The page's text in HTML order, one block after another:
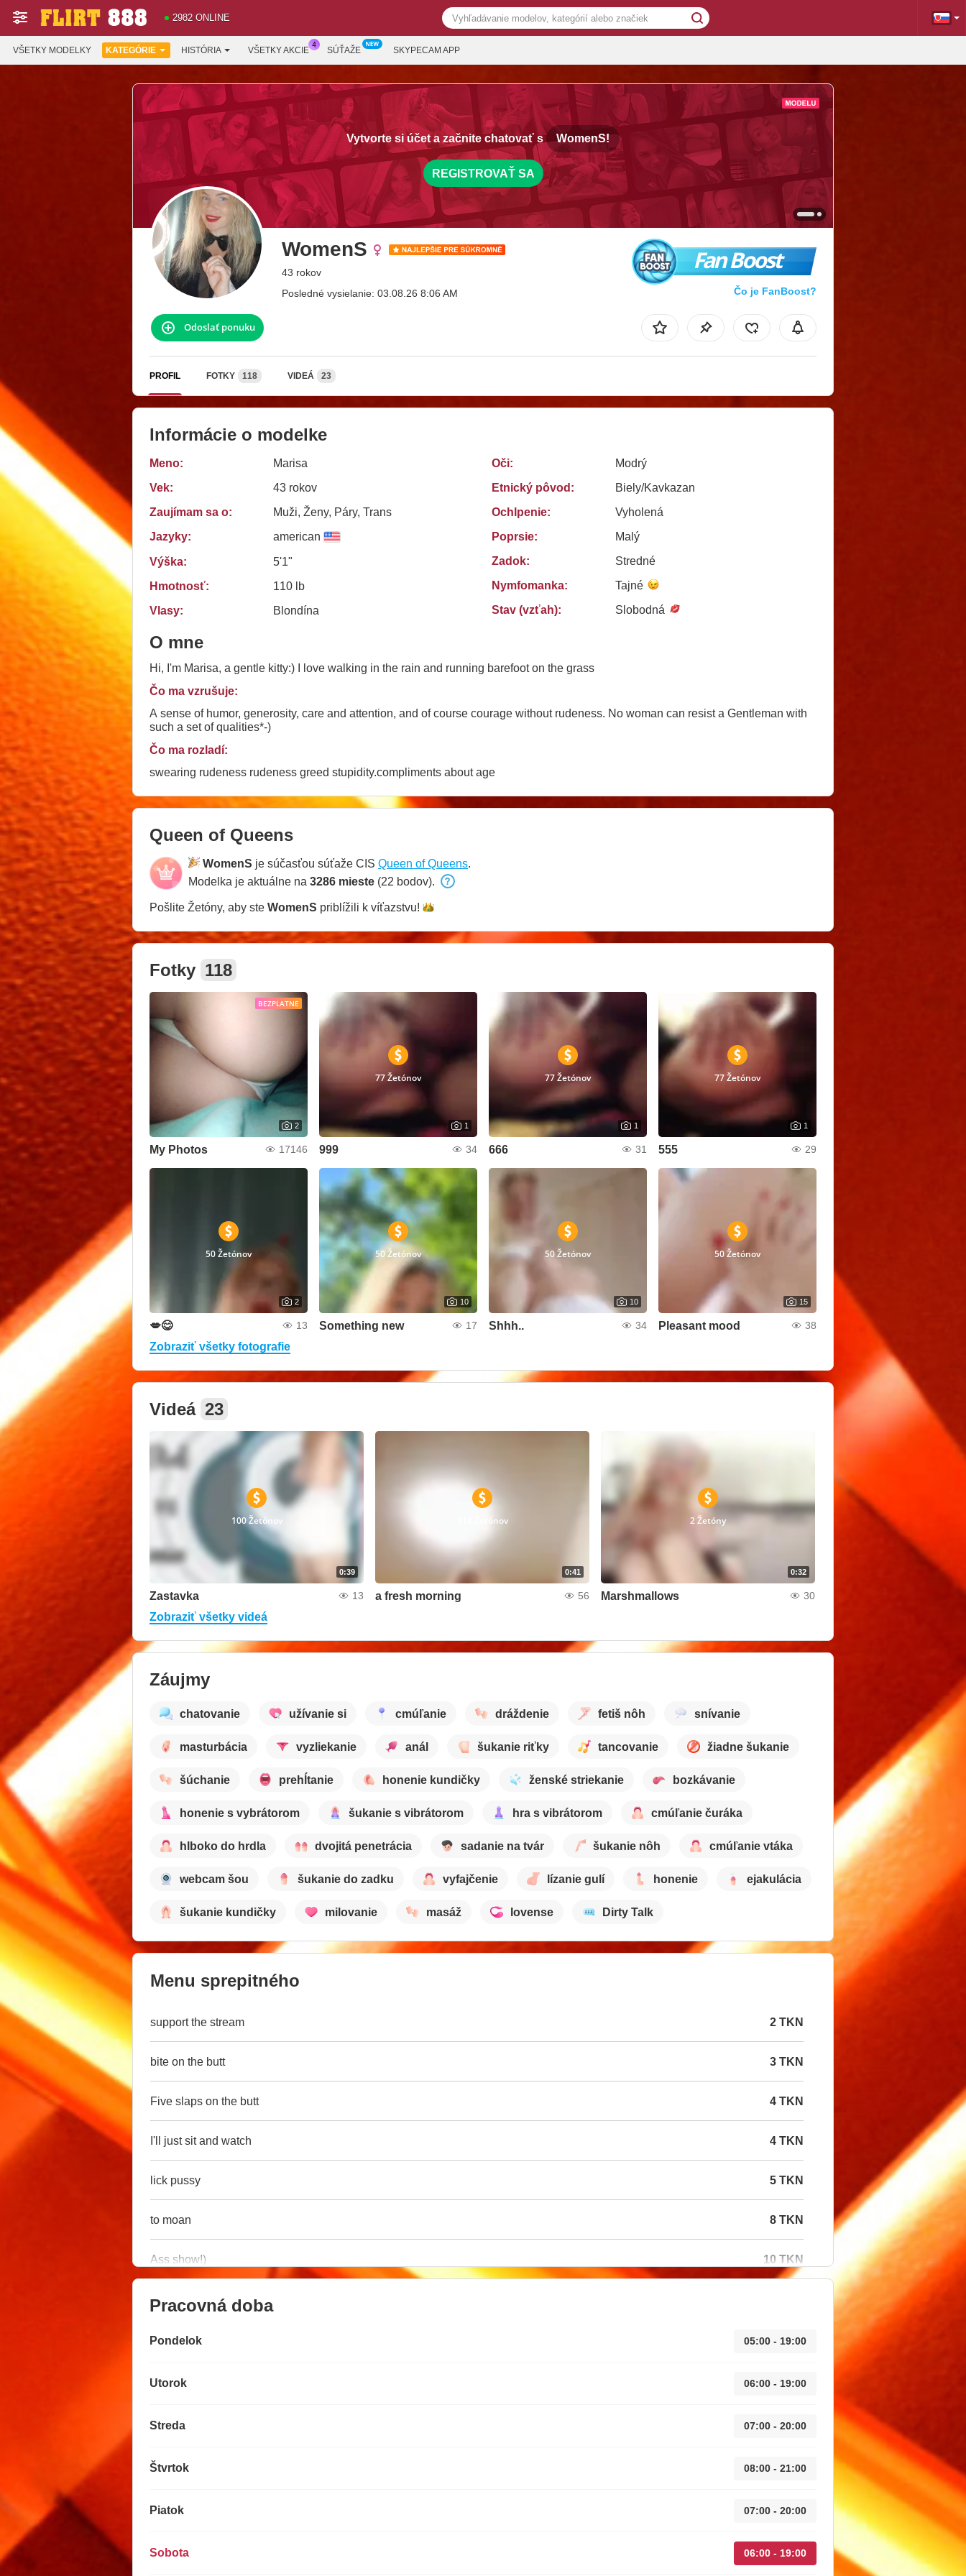
2982 ONLINE
VŠETKY MODELKY KATEGÓRIE HISTÓRIA VŠETKY AKCIE SÚŤAŽE SKYPECAM APP
Vytvorte si účet a začnite chatovať s WomenS!
REGISTROVAŤ SA
WomenS
43 rokov
Posledné vysielanie: 03.08.26 8:06 AM
Fan Boost
Čo je FanBoost?
Odoslať ponuku
PROFIL FOTKY 118 VIDEÁ 23
Informácie o modelke
Meno:
Marisa
Vek:
43 rokov
Zaujímam sa o:
Muži, Ženy, Páry, Trans
Jazyky:
american
Výška:
5'1"
Hmotnosť:
110 lb
Vlasy:
Blondína
Oči:
Modrý
Etnický pôvod:
Biely/Kavkazan
Ochlpenie:
Vyholená
Poprsie:
Malý
Zadok:
Stredné
Nymfomanka:
Tajné
Stav (vzťah):
Slobodná
O mne
Hi, I'm Marisa, a gentle kitty:) I love walking in the rain and running barefoot on the grass
Čo ma vzrušuje:
A sense of humor, generosity, care and attention, and of course courage without rudeness. No woman can resist a Gentleman with
such a set of qualities*-)
Čo ma rozladí:
swearing rudeness rudeness greed stupidity.compliments about age
Queen of Queens
WomenS je súčasťou súťaže CIS Queen of Queens.
Modelka je aktuálne na 3286 mieste (22 bodov).
Pošlite Žetóny, aby ste WomenS priblížili k víťazstvu!
Fotky 118
BEZPLATNE
2
My Photos 17146
77 Žetónov
1
999 34
77 Žetónov
1
666 31
77 Žetónov
1
555 29
50 Žetónov
2
💋😋 13
50 Žetónov
10
Something new 17
50 Žetónov
10
Shhh.. 34
50 Žetónov
15
Pleasant mood 38
Zobraziť všetky fotografie
Videá 23
0:39
100 Žetónov
Zastavka 13
0:41
918 Žetónov
a fresh morning 56
0:32
2 Žetóny
Marshmallows 30
Zobraziť všetky videá
Záujmy
chatovanie užívanie si cmúľanie dráždenie fetiš nôh snívanie
masturbácia vyzliekanie anál šukanie riťky tancovanie žiadne šukanie
šúchanie prehĺtanie honenie kundičky ženské striekanie bozkávanie
honenie s vybrátorom šukanie s vibrátorom hra s vibrátorom cmúľanie čuráka
hlboko do hrdla dvojitá penetrácia sadanie na tvár šukanie nôh cmúľanie vtáka
webcam šou šukanie do zadku vyfajčenie lízanie gulí honenie ejakulácia
šukanie kundičky milovanie masáž lovense Dirty Talk
Menu sprepitného
support the stream 2 TKN
bite on the butt 3 TKN
Five slaps on the butt 4 TKN
I'll just sit and watch 4 TKN
lick pussy 5 TKN
to moan 8 TKN
Ass show!) 10 TKN
Pracovná doba
Pondelok 05:00 - 19:00
Utorok 06:00 - 19:00
Streda 07:00 - 20:00
Štvrtok 08:00 - 21:00
Piatok 07:00 - 20:00
Sobota 06:00 - 19:00